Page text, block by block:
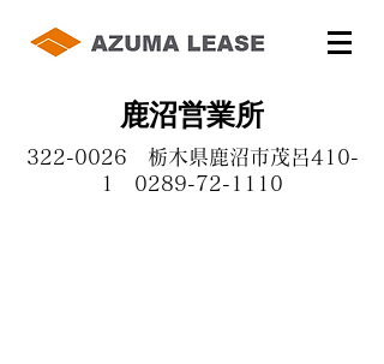
鹿沼営業所
322-0026 栃木県鹿沼市茂呂410-
1 0289-72-1110